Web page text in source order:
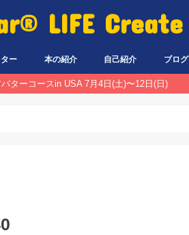
LIFE Create
ー 本の紹介 自己紹介 ブログ
ターコースin USA 7月4日(土)〜12日(日)